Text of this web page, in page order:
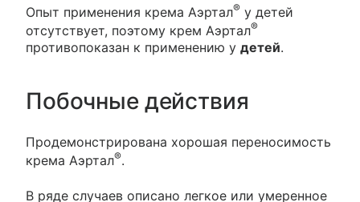
Опыт применения крема Аэртал® у детей
отсутствует, поэтому крем Аэртал®
противопоказан к применению у детей.
Побочные действия
Продемонстрирована хорошая переносимость
крема Аэртал®.
В ряде случаев описано легкое или умеренное